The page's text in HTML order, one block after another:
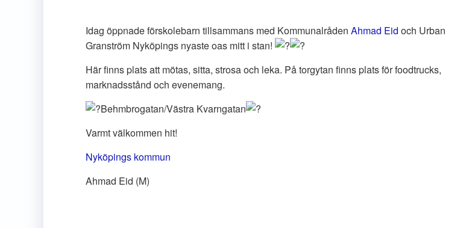
Idag öppnade förskolebarn tillsammans med Kommunalråden Ahmad Eid och Urban
Granström Nyköpings nyaste oas mitt i stan!
Här finns plats att mötas, sitta, strosa och leka. På torgytan finns plats för foodtrucks,
marknadsstånd och evenemang.
Behmbrogatan/Västra Kvarngatan
Varmt välkommen hit!
Nyköpings kommun
Ahmad Eid (M)